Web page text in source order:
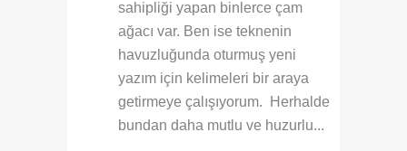
sahipliği yapan binlerce çam
ağacı var. Ben ise teknenin
havuzluğunda oturmuş yeni
yazım için kelimeleri bir araya
getirmeye çalışıyorum. Herhalde
bundan daha mutlu ve huzurlu...